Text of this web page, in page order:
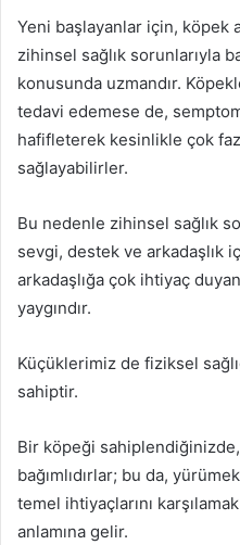
Yeni başlayanlar için, köpek
zihinsel sağlık sorunlarıyla
konusunda uzmandır.
tedavi edemese de,
hafifleterek kesinlikle çok
sağlayabilirler.
Bu nedenle zihinsel sağlık
sevgi, destek ve arkadaşlık
arkadaşlığa çok ihtiyaç
yaygındır.
Küçüklerimiz de fiziksel
sahiptir.
Bir köpeği sahiplendiğinizde,
bağımlıdırlar; bu da,
temel ihtiyaçlarını
anlamına gelir.